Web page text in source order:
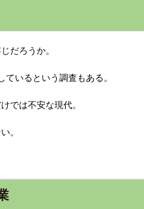
だろうか。
いるという調査もある。
では不安な現代。
。